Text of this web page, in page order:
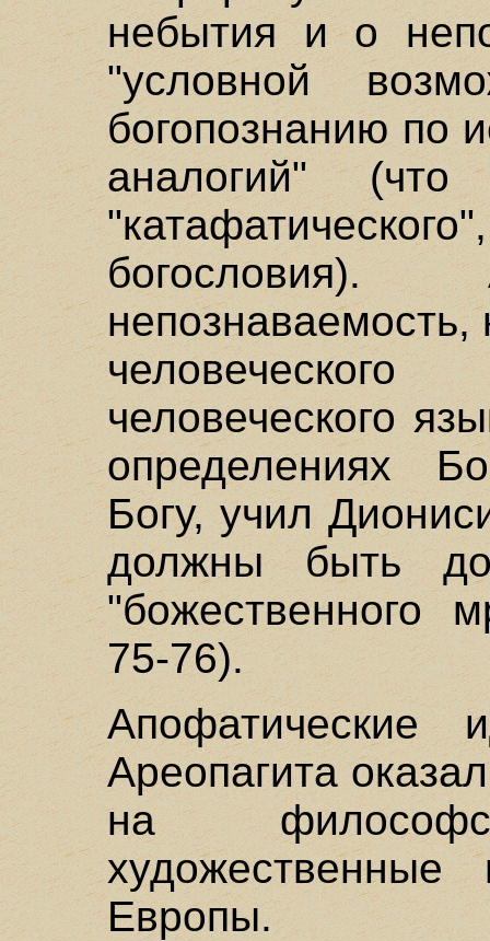
небытия и о
"условной
богопознанию по
аналогий" (что
богословия).
непознаваемость,
человеческого
определениях
Богу, учил
должны быть
"божественного
75-76).
Апофатические
Ареопагита
на
художественные
Европы.